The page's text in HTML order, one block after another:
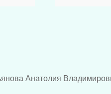
Анатолия